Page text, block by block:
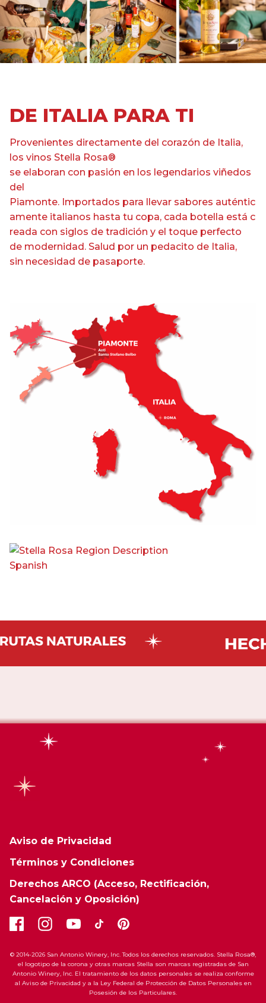
DE ITALIA PARA TI
Provenientes directamente del corazón de Italia,
los vinos Stella Rosa®
se elaboran con pasión en los legendarios viñedos
del
Piamonte. Importados para llevar sabores auténtic
amente italianos hasta tu copa, cada botella está c
reada con siglos de tradición y el toque perfecto
de modernidad . Salud por un pedacito de Italia,
sin necesidad de pasaporte.
Aviso de Privacidad
Términos y Condiciones
Derechos ARCO (Acceso, Rectificación,
Cancelación y Oposición)
© 2014-2026 San Antonio Winery, Inc. Todos los derechos reservados. Stella Rosa®,
el logotipo de la corona y otras marcas Stella son marcas registradas de San
Antonio Winery, Inc. El tratamiento de los datos personales se realiza conforme
al Aviso de Privacidad y a la Ley Federal de Protección de Datos Personales en
Posesión de los Particulares.